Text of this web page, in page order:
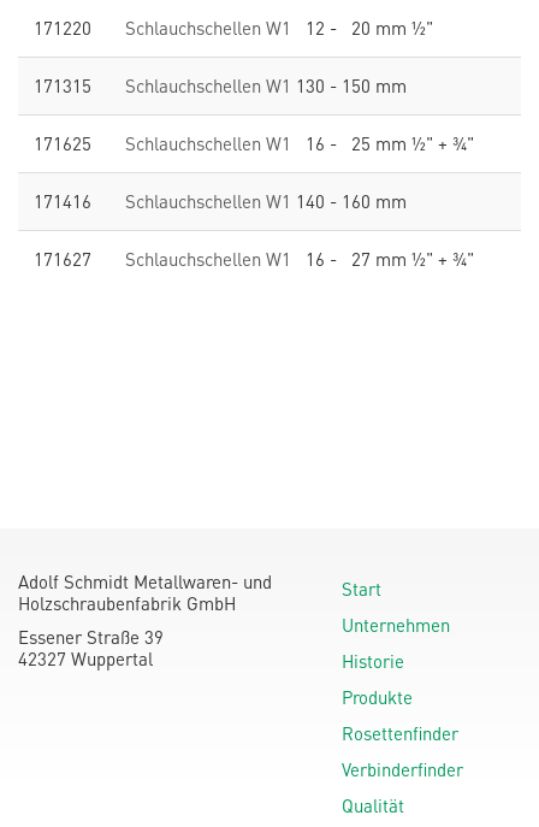
171220 Schlauchschellen W1 12 - 20 mm ½"
171315 Schlauchschellen W1 130 - 150 mm
171625 Schlauchschellen W1 16 - 25 mm ½" + ¾"
171416 Schlauchschellen W1 140 - 160 mm
171627 Schlauchschellen W1 16 - 27 mm ½" + ¾"
Adolf Schmidt Metallwaren- und
Holzschraubenfabrik GmbH
Essener Straße 39
42327 Wuppertal
Start
Unternehmen
Historie
Produkte
Rosettenfinder
Verbinderfinder
Qualität